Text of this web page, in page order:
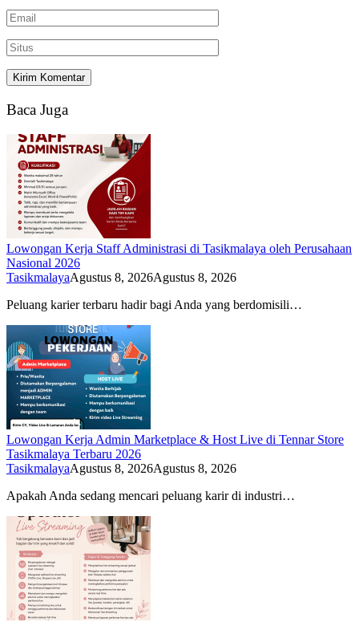
Baca Juga
Lowongan Kerja Staff Administrasi di Tasikmalaya oleh Perusahaan
Nasional 2026
TasikmalayaAgustus 8, 2026Agustus 8, 2026
Peluang karier terbaru hadir bagi Anda yang berdomisili…
Lowongan Kerja Admin Marketplace & Host Live di Tennar Store
Tasikmalaya Terbaru 2026
TasikmalayaAgustus 8, 2026Agustus 8, 2026
Apakah Anda sedang mencari peluang karir di industri…